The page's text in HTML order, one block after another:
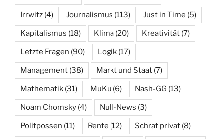
Irrwitz (4) Journalismus (113) Just in Time (5)
Kapitalismus (18) Klima (20) Kreativität (7)
Letzte Fragen (90) Logik (17)
Management (38) Markt und Staat (7)
Mathematik (31) MuKu (6) Nash-GG (13)
Noam Chomsky (4) Null-News (3)
Politpossen (11) Rente (12) Schrat privat (8)